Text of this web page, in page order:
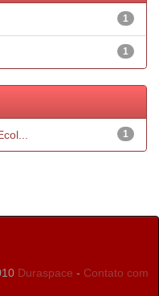
1
1
1
Duraspace - Contato com